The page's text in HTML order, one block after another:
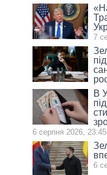
7
В
6 серпня 2026, 23:45
6